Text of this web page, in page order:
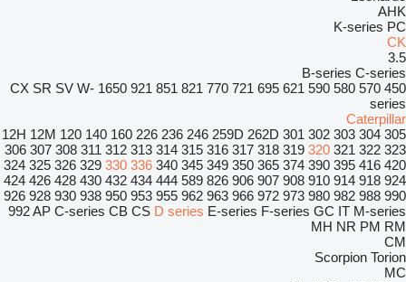
AHK
K-series PC
CK
3.5
B-series C-series
450
570
580
590
621
695
721
770
821
851
921
1650
CX SR SV W-
series
Caterpillar
12H 12M 120 140 160 226 236 246 259D 262D 301 302 303 304 305
306 307 308 311 312 313 314 315 316 317 318 319 320 321 322 323
324 325 326 329 330 336 340 345 349 350 365 374 390 395 416 420
424 426 428 430 432 434 444 589 826 906 907 908 910 914 918 924
926 928 930 938 950 953 955 962 963 966 972 973 980 982 988 990
992AP C-series CB CS D series E-series F-series GC IT M-series
MH NR PM RM
CM
Scorpion Torion
MC